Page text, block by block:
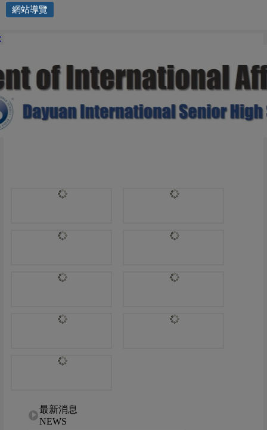
網站導覽
網站選單最新消息
NEWS